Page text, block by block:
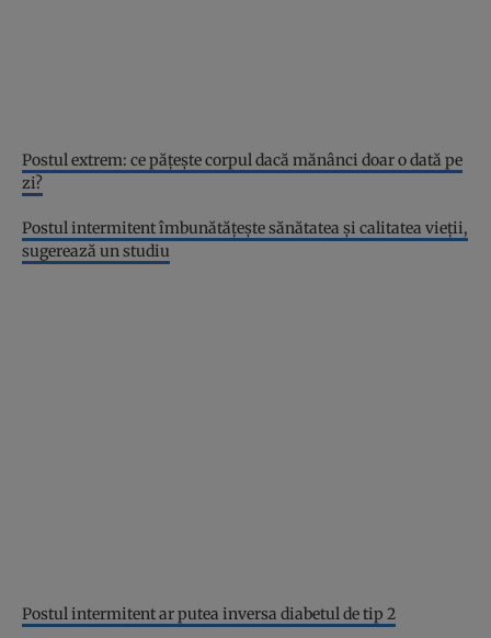
Postul extrem: ce pățește corpul dacă mănânci doar o dată pe
zi?
Postul intermitent îmbunătățește sănătatea și calitatea vieții,
sugerează un studiu
Postul intermitent ar putea inversa diabetul de tip 2